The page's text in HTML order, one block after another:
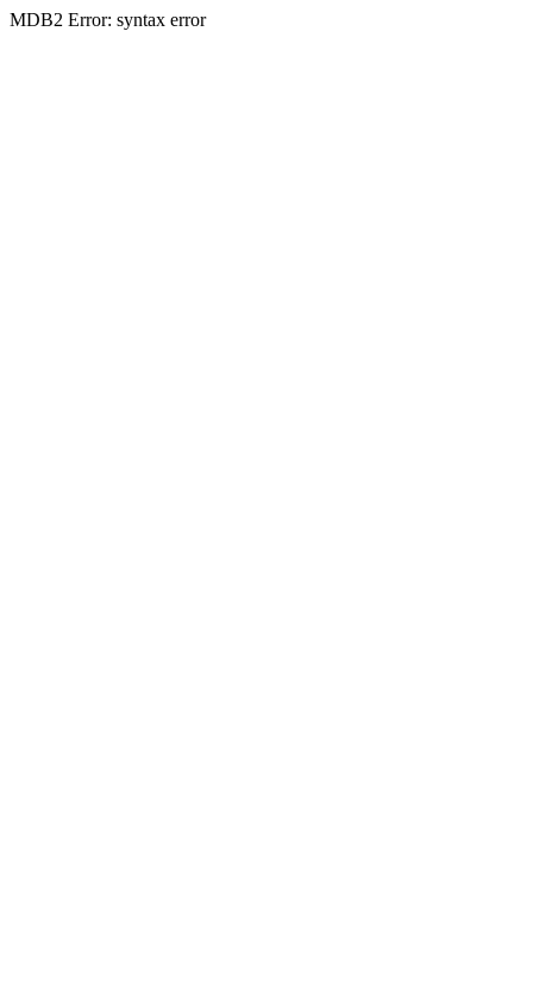
MDB2 Error: syntax error